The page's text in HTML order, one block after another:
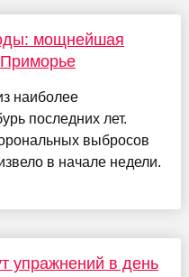
мощнейшая
наиболее
последних лет.
выбросов
в начале недели.
упражнений в день